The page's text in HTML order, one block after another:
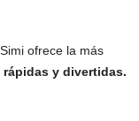
ofrece la más
y divertidas.